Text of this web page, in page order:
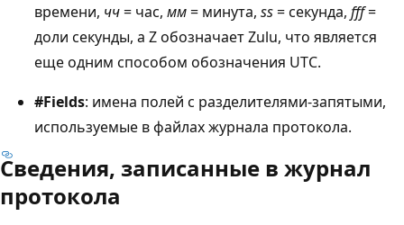
времени, чч= час, мм= минута, ss= секунда, fff=
доли секунды, а Z обозначает Zulu, что является
еще одним способом обозначения UTC.
#Fields: имена полей с разделителями-запятыми,
используемые в файлах журнала протокола.
Сведения, записанные в журнал
протокола